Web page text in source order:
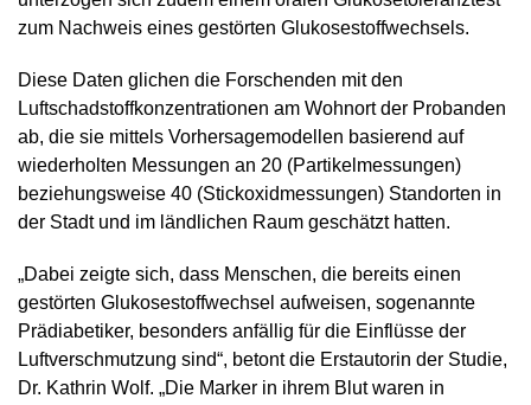
zum Nachweis eines gestörten Glukosestoffwechsels.
Diese Daten glichen die Forschenden mit den
Luftschadstoffkonzentrationen am Wohnort der Probanden
ab, die sie mittels Vorhersagemodellen basierend auf
wiederholten Messungen an 20 (Partikelmessungen)
beziehungsweise 40 (Stickoxidmessungen) Standorten in
der Stadt und im ländlichen Raum geschätzt hatten.
„Dabei zeigte sich, dass Menschen, die bereits einen
gestörten Glukosestoffwechsel aufweisen, sogenannte
Prädiabetiker, besonders anfällig für die Einflüsse der
Luftverschmutzung sind“, betont die Erstautorin der Studie,
Dr. Kathrin Wolf. „Die Marker in ihrem Blut waren in